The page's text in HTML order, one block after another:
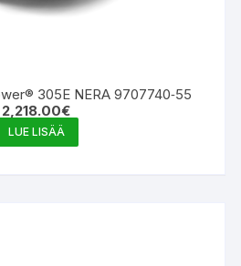
305E NERA 9707740‑55
2,218.00€
LUE LISÄÄ